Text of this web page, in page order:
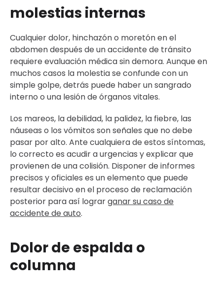
molestias internas
Cualquier dolor, hinchazón o moretón en el
abdomen después de un accidente de tránsito
requiere evaluación médica sin demora. Aunque en
muchos casos la molestia se confunde con un
simple golpe, detrás puede haber un sangrado
interno o una lesión de órganos vitales.
Los mareos, la debilidad, la palidez, la fiebre, las
náuseas o los vómitos son señales que no debe
pasar por alto. Ante cualquiera de estos síntomas,
lo correcto es acudir a urgencias y explicar que
provienen de una colisión. Disponer de informes
precisos y oficiales es un elemento que puede
resultar decisivo en el proceso de reclamación
posterior para así lograrganar su caso de
accidente de auto.
Dolor de espalda o
columna